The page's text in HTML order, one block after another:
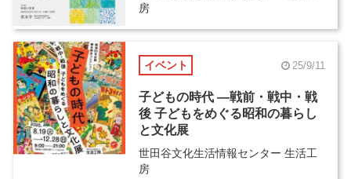
房
イベント 25/9/11
子どもの時代 ―戦前・戦中・戦
後 子どもをめぐる昭和の暮らし
と文化展
世田谷文化生活情報センター 生活工
房